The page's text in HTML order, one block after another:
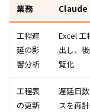
業務 Claude
工程遅
延の影
響分析
Excel 工
出し、
覧化
工程表
の更新
遅延日
スを再